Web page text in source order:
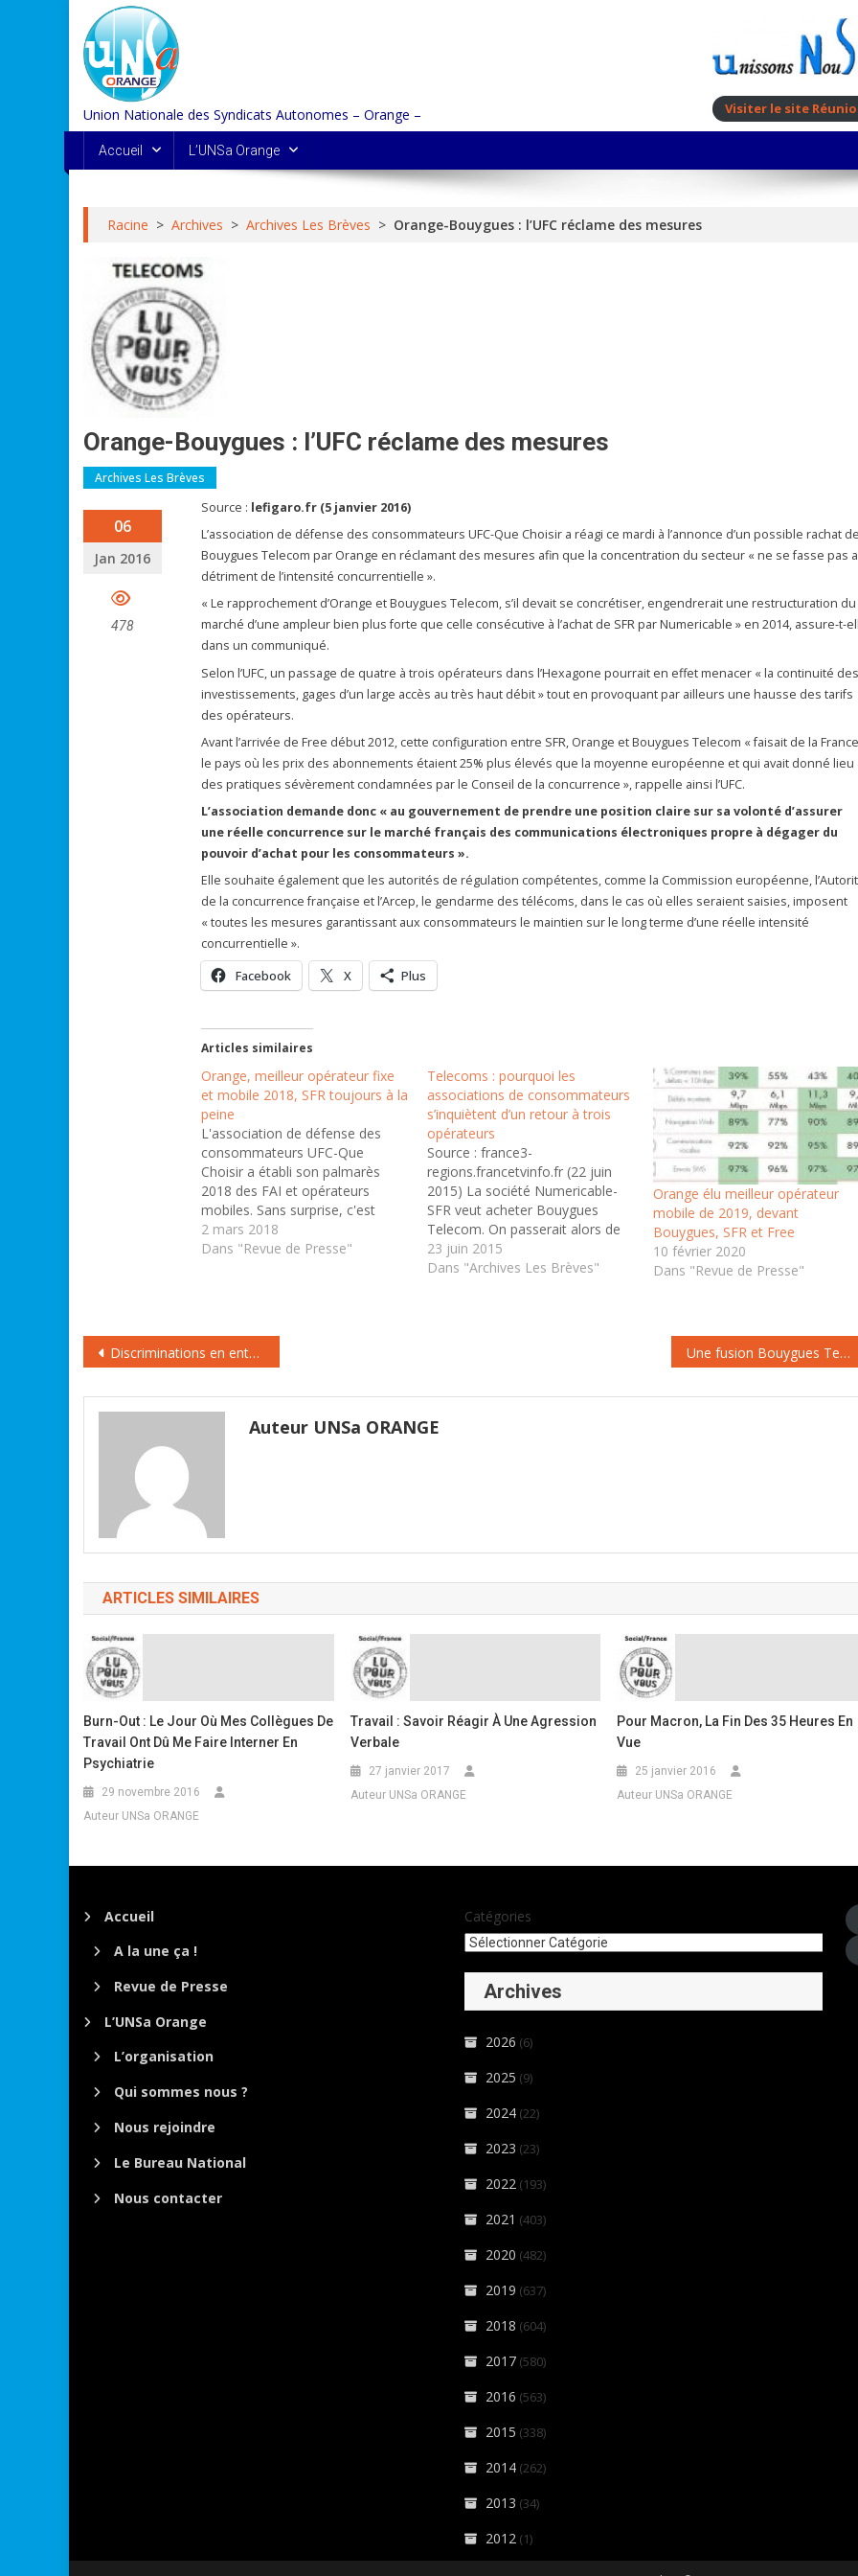
content
Union Nationale des Syndicats Autonomes – Orange – Visiter le site
Accueil L’UNSa Orange
Racine > Archives > Archives Les Brèves > Orange-Bouygues : l’UFC réclame des mesures
Orange-Bouygues : l’UFC réclame des mesures
Archives Les Brèves
06
Jan 2016
478
Source : lefigaro.fr (5 janvier 2016)
L’association de défense des consommateurs UFC-Que Choisir a réagi ce mardi à l’annonce d’un possible rachat
Bouygues Telecom par Orange en réclamant des mesures afin que la concentration du secteur « ne se fasse pas
détriment de l’intensité concurrentielle ».
« Le rapprochement d’Orange et Bouygues Telecom, s’il devait se concrétiser, engendrerait une restructuration du
marché d’une ampleur bien plus forte que celle consécutive à l’achat de SFR par Numericable » en 2014, assure-t-
dans un communiqué.
Selon l’UFC, un passage de quatre à trois opérateurs dans l’Hexagone pourrait en effet menacer « la continuité des
investissements, gages d’un large accès au très haut débit » tout en provoquant par ailleurs une hausse des tarifs
des opérateurs.
Avant l’arrivée de Free début 2012, cette configuration entre SFR, Orange et Bouygues Telecom « faisait de la France
le pays où les prix des abonnements étaient 25% plus élevés que la moyenne européenne et qui avait donné lieu
des pratiques sévèrement condamnées par le Conseil de la concurrence », rappelle ainsi l’UFC.
L’association demande donc « au gouvernement de prendre une position claire sur sa volonté d’assurer
une réelle concurrence sur le marché français des communications électroniques propre à dégager du
pouvoir d’achat pour les consommateurs ».
Elle souhaite également que les autorités de régulation compétentes, comme la Commission européenne,
de la concurrence française et l’Arcep, le gendarme des télécoms, dans le cas où elles seraient saisies, imposent
« toutes les mesures garantissant aux consommateurs le maintien sur le long terme d’une réelle intensité
concurrentielle ».
Facebook X Plus
Articles similaires
Orange, meilleur opérateur fixe
et mobile 2018, SFR toujours à la
peine
L'association de défense des
consommateurs UFC-Que
Choisir a établi son palmarès
2018 des FAI et opérateurs
mobiles. Sans surprise, c'est
l'opérateur historique qui
l'emporte. Pour la troisième
2 mars 2018
Dans "Revue de Presse"
Telecoms : pourquoi les
associations de consommateurs
s’inquiètent d’un retour à trois
opérateurs
Source : france3-
regions.francetvinfo.fr (22 juin
2015) La société Numericable-
SFR veut acheter Bouygues
Telecom. On passerait alors de
quatre à trois opérateurs sur le
marché de la téléphonie mobile
23 juin 2015
Dans "Archives Les Brèves"
Orange élu meilleur opérateur
mobile de 2019, devant
Bouygues, SFR et Free
10 février 2020
Dans "Revue de Presse"
Navigation
de
l’article
Discriminations en entreprise Une fusion Bouygues Tel-Orange préserverait l’emploi
Auteur UNSa ORANGE
ARTICLES SIMILAIRES
Burn-Out : Le Jour Où Mes Collègues De
Travail Ont Dû Me Faire Interner En
Psychiatrie
29 novembre 2016
Auteur UNSa ORANGE
Travail : Savoir Réagir À Une Agression
Verbale
27 janvier 2017
Auteur UNSa ORANGE
Pour Macron, La Fin Des 35 Heures En
Vue
25 janvier 2016
Auteur UNSa ORANGE
Accueil
A la une ça !
Revue de Presse
L’UNSa Orange
L’organisation
Qui sommes nous ?
Nous rejoindre
Le Bureau National
Nous contacter
Catégories
Archives
2026 (6)
2025 (9)
2024 (22)
2023 (23)
2022 (193)
2021 (403)
2020 (482)
2019 (637)
2018 (604)
2017 (580)
2016 (563)
2015 (338)
2014 (262)
2013 (34)
2012 (1)